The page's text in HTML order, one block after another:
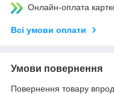
Онлайн-оплата
Всі умови оплати
Умови повернення
Повернення товару